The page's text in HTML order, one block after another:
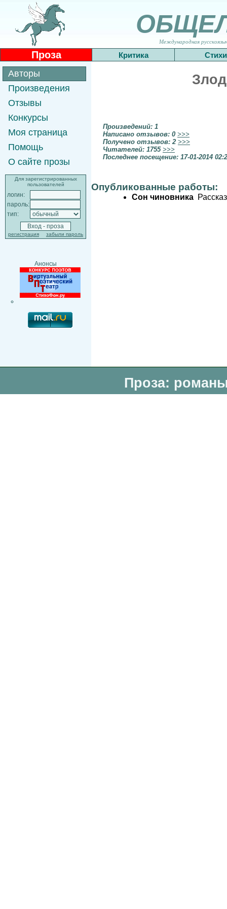
Международная
Проза Критика Стихи
Авторы
Произведения
Отзывы
Конкурсы
Моя страница
Помощь
О сайте прозы
Для зарегистрированных
пользователей
логин:
пароль:
тип:
регистрация забыли пароль
Анонсы
Произведений: 1
Написано отзывов: 0 >>>
Получено отзывов: 2 >>>
Читателей: 1755 >>>
Последнее посещение: 17-01-2014
Опубликованные работы:
Сон чиновника
Проза: